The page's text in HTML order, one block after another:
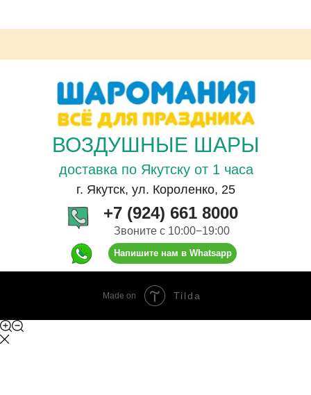
ВОЗДУШНЫЕ ШАРЫ
доставка по Якутску от 1 часа
г. Якутск, ул. Короленко, 25
+7 (924) 661 8000
Напишите нам в Whatsapp
Звоните с 10:00−19:00
Made on Tilda